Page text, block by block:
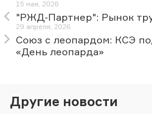
15 мая, 2026
"РЖД-Партнер": Рынок
29 апреля, 2026
Союз с леопардом: КСЭ
«День леопарда»
Другие новости